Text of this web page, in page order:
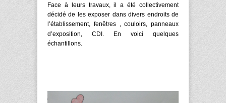
Face à leurs travaux, il a été collectivement
décidé de les exposer dans divers endroits de
l’établissement, fenêtres , couloirs, panneaux
d’exposition, CDI . En voici quelques
échantillons.